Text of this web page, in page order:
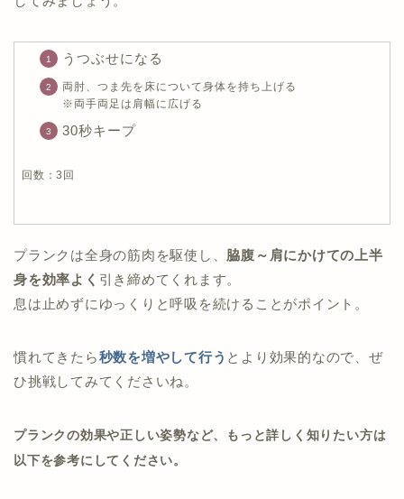
うつぶせになる
両肘、つま先を床について身体を持ち上げる
※両手両足は肩幅に広げる
30秒キープ
回数：3回
プランクは全身の筋肉を駆使し、 脇腹～肩にかけての上半
身を効率よく 引き締めてくれます。
息は止めずにゆっくりと呼吸を続けることがポイント。
慣れてきたら秒数を増やして行う とより効果的なので、ぜ
ひ挑戦してみてくださいね。
プランクの効果や正しい姿勢など、もっと詳しく知りたい方は
以下を参考にしてください。